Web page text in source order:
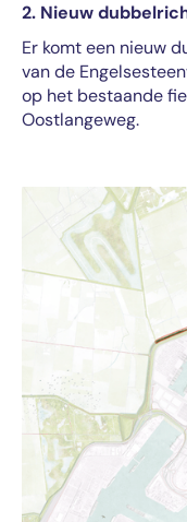
2. Nieuw
Er komt een nieuw
van de
op het bestaande
Oostlangeweg.